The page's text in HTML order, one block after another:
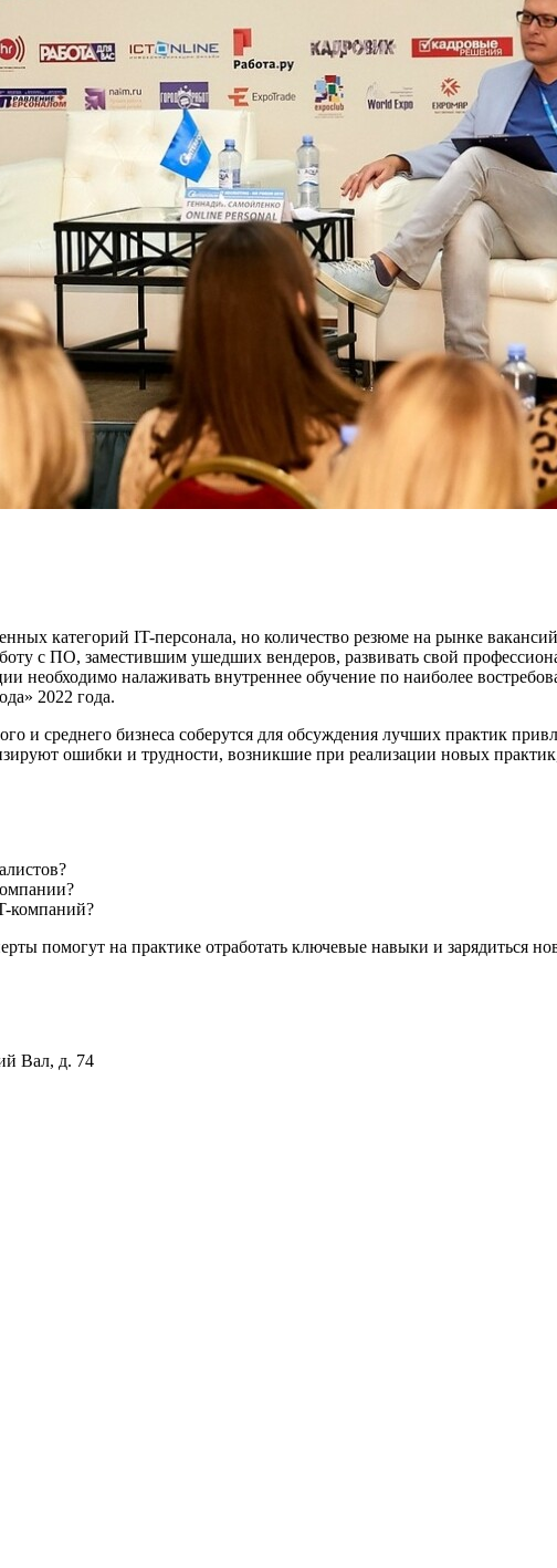
категорий IT-персонала, но количество резюме на рынке вакансий
с ПО, заместившим ушедших вендеров, развивать свой
необходимо налаживать внутреннее обучение по наиболее
2022 года.
и среднего бизнеса соберутся для обсуждения лучших практик
ошибки и трудности, возникшие при реализации новых
компаний?
помогут на практике отработать ключевые навыки и зарядиться
Вал, д. 74